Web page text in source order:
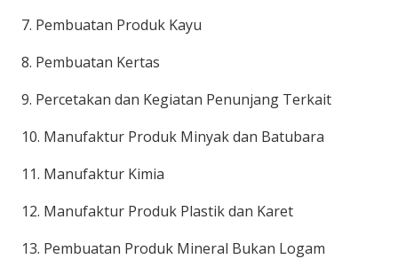
7. Pembuatan Produk Kayu
8. Pembuatan Kertas
9. Percetakan dan Kegiatan Penunjang Terkait
10. Manufaktur Produk Minyak dan Batubara
11. Manufaktur Kimia
12. Manufaktur Produk Plastik dan Karet
13. Pembuatan Produk Mineral Bukan Logam